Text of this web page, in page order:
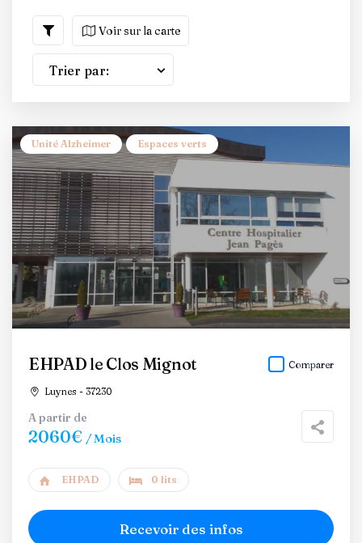
Voir sur la carte
Trier par:
Unité Alzheimer Espaces verts
EHPAD le Clos Mignot
Luynes - 37230
Comparer
A partir de
2060€ / Mois
EHPAD 0 lits
Recevoir des infos